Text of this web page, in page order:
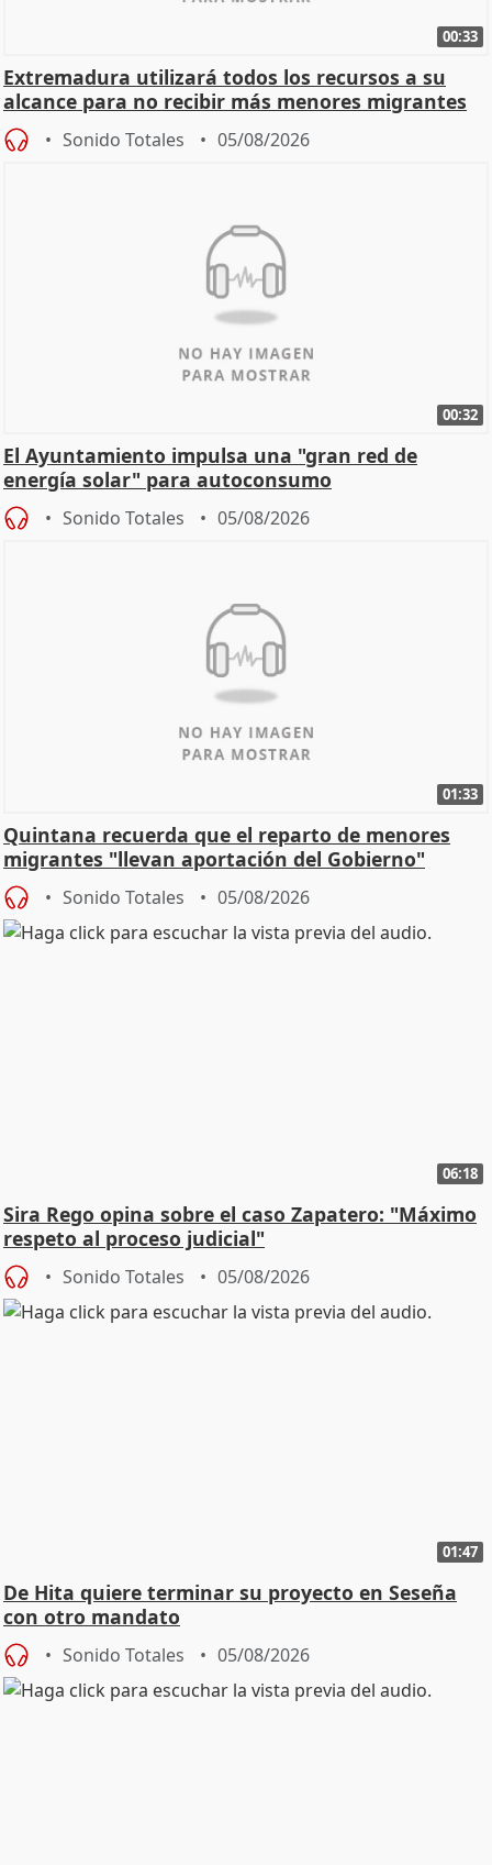
00:33
Extremadura utilizará todos los recursos a su
alcance para no recibir más menores migrantes
Sonido Totales 05/08/2026
00:32
El Ayuntamiento impulsa una "gran red de
energía solar" para autoconsumo
Sonido Totales 05/08/2026
01:33
Quintana recuerda que el reparto de menores
migrantes "llevan aportación del Gobierno"
central
Sonido Totales 05/08/2026
06:18
Sira Rego opina sobre el caso Zapatero: "Máximo
respeto al proceso judicial"
Sonido Totales 05/08/2026
01:47
De Hita quiere terminar su proyecto en Seseña
con otro mandato
Sonido Totales 05/08/2026